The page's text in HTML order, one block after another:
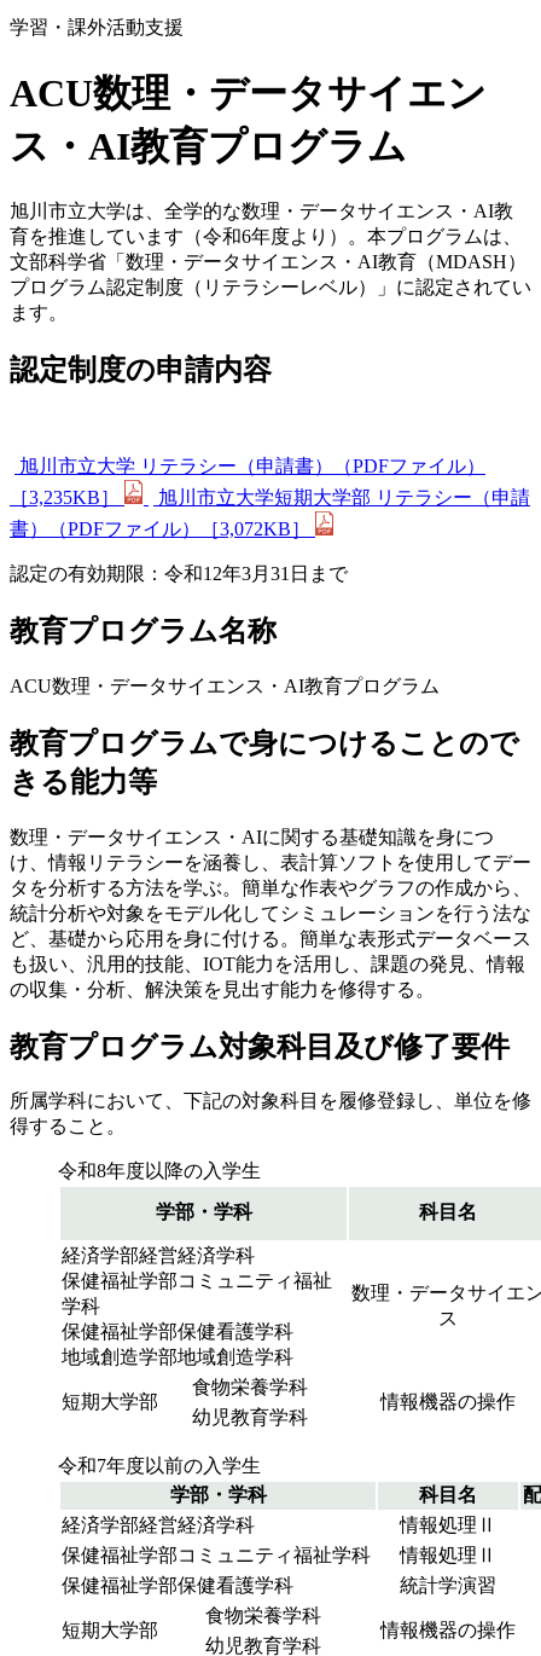
学習・課外活動支援
ACU数理・データサイエン
ス・AI教育プログラム
旭川市立大学は、全学的な数理・データサイエンス・AI教
育を推進しています（令和6年度より）。本プログラムは、
文部科学省「数理・データサイエンス・AI教育（MDASH）
プログラム認定制度（リテラシーレベル）」に認定されてい
ます。
認定制度の申請内容
旭川市立大学 リテラシー（申請書）（PDFファイル）
［3,235KB］
旭川市立大学短期大学部 リテラシー（申請
書）（PDFファイル）［3,072KB］
認定の有効期限：令和12年3月31日まで
教育プログラム名称
ACU数理・データサイエンス・AI教育プログラム
教育プログラムで身につけることので
きる能力等
数理・データサイエンス・AIに関する基礎知識を身につ
け、情報リテラシーを涵養し、表計算ソフトを使用してデー
タを分析する方法を学ぶ。簡単な作表やグラフの作成から、
統計分析や対象をモデル化してシミュレーションを行う法な
ど、基礎から応用を身に付ける。簡単な表形式データベース
も扱い、汎用的技能、IOT能力を活用し、課題の発見、情報
の収集・分析、解決策を見出す能力を修得する。
教育プログラム対象科目及び修了要件
所属学科において、下記の対象科目を履修登録し、単位を修
得すること。
令和8年度以降の入学生
学部・学科
科目名
経済学部経営経済学科
保健福祉学部コミュニティ福祉
学科
保健福祉学部保健看護学科
地域創造学部地域創造学科
数理・データサイエ
ス
短期大学部
食物栄養学科
情報機器の操作
幼児教育学科
令和7年度以前の入学生
学部・学科
科目名
経済学部経営経済学科
情報処理Ⅱ
保健福祉学部コミュニティ福祉学科
情報処理Ⅱ
保健福祉学部保健看護学科
統計学演習
短期大学部
食物栄養学科
情報機器の操作
幼児教育学科